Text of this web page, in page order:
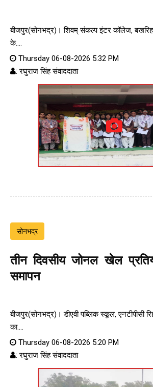
बीजपुर(सोनभद्र)। शिवम् संकल्प इंटर कॉलेज,
के....
Thursday 06-08-2026 5:32 PM
: रघुराज सिंह संवाददाता
सोनभद्र
तीन दिवसीय जोनल खेल
समापन
बीजपुर(सोनभद्र)। डीएवी पब्लिक स्कूल, एनटीपीसी
का....
Thursday 06-08-2026 5:20 PM
: रघुराज सिंह संवाददाता